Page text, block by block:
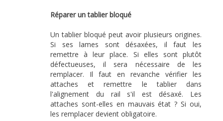
Réparer un tablier bloqué
Un tablier bloqué peut avoir plusieurs origines.
Si ses lames sont désaxées, il faut les
remettre à leur place. Si elles sont plutôt
défectueuses, il sera nécessaire de les
remplacer. Il faut en revanche vérifier les
attaches et remettre le tablier dans
l'alignement du rail s'il est désaxé. Les
attaches sont-elles en mauvais état ? Si oui,
les remplacer devient obligatoire.